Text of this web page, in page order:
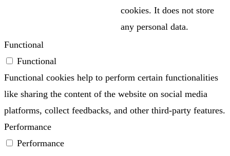
cookies. It does not store
any personal data.
Functional
Functional
Functional cookies help to perform certain functionalities
like sharing the content of the website on social media
platforms, collect feedbacks, and other third-party features.
Performance
Performance